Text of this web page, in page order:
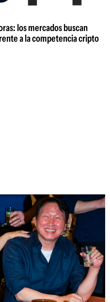
los mercados buscan
a la competencia cripto